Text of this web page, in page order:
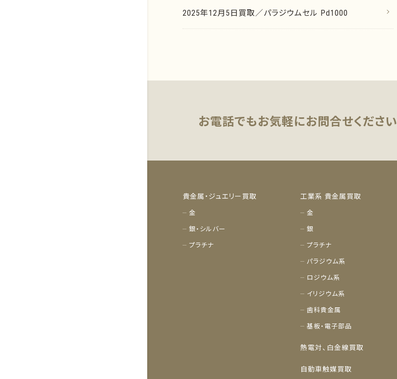
2025年12月5日買取／パラジウムセル Pd1000
お電話でもお気軽にお問合せください
貴金属・ジュエリー買取
金
銀・シルバー
プラチナ
工業系 貴金属買取
金
銀
プラチナ
パラジウム系
ロジウム系
イリジウム系
歯科貴金属
基板・電子部品
熱電対、白金線買取
自動車触媒買取